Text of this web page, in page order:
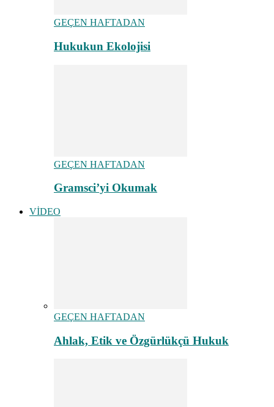
GEÇEN HAFTADAN
Hukukun Ekolojisi
GEÇEN HAFTADAN
Gramsci’yi Okumak
VİDEO
GEÇEN HAFTADAN
Ahlak, Etik ve Özgürlükçü Hukuk